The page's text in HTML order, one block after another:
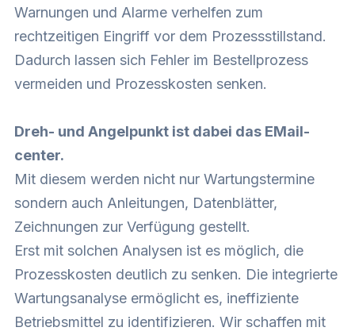
Warnungen und Alarme verhelfen zum
rechtzeitigen Eingriff vor dem Prozessstillstand.
Dadurch lassen sich Fehler im Bestellprozess
vermeiden und Prozesskosten senken.
Dreh- und Angelpunkt ist dabei das EMail-
center.
Mit diesem werden nicht nur Wartungstermine
sondern auch Anleitungen, Datenblätter,
Zeichnungen zur Verfügung gestellt.
Erst mit solchen Analysen ist es möglich, die
Prozesskosten deutlich zu senken. Die integrierte
Wartungsanalyse ermöglicht es, ineffiziente
Betriebsmittel zu identifizieren. Wir schaffen mit